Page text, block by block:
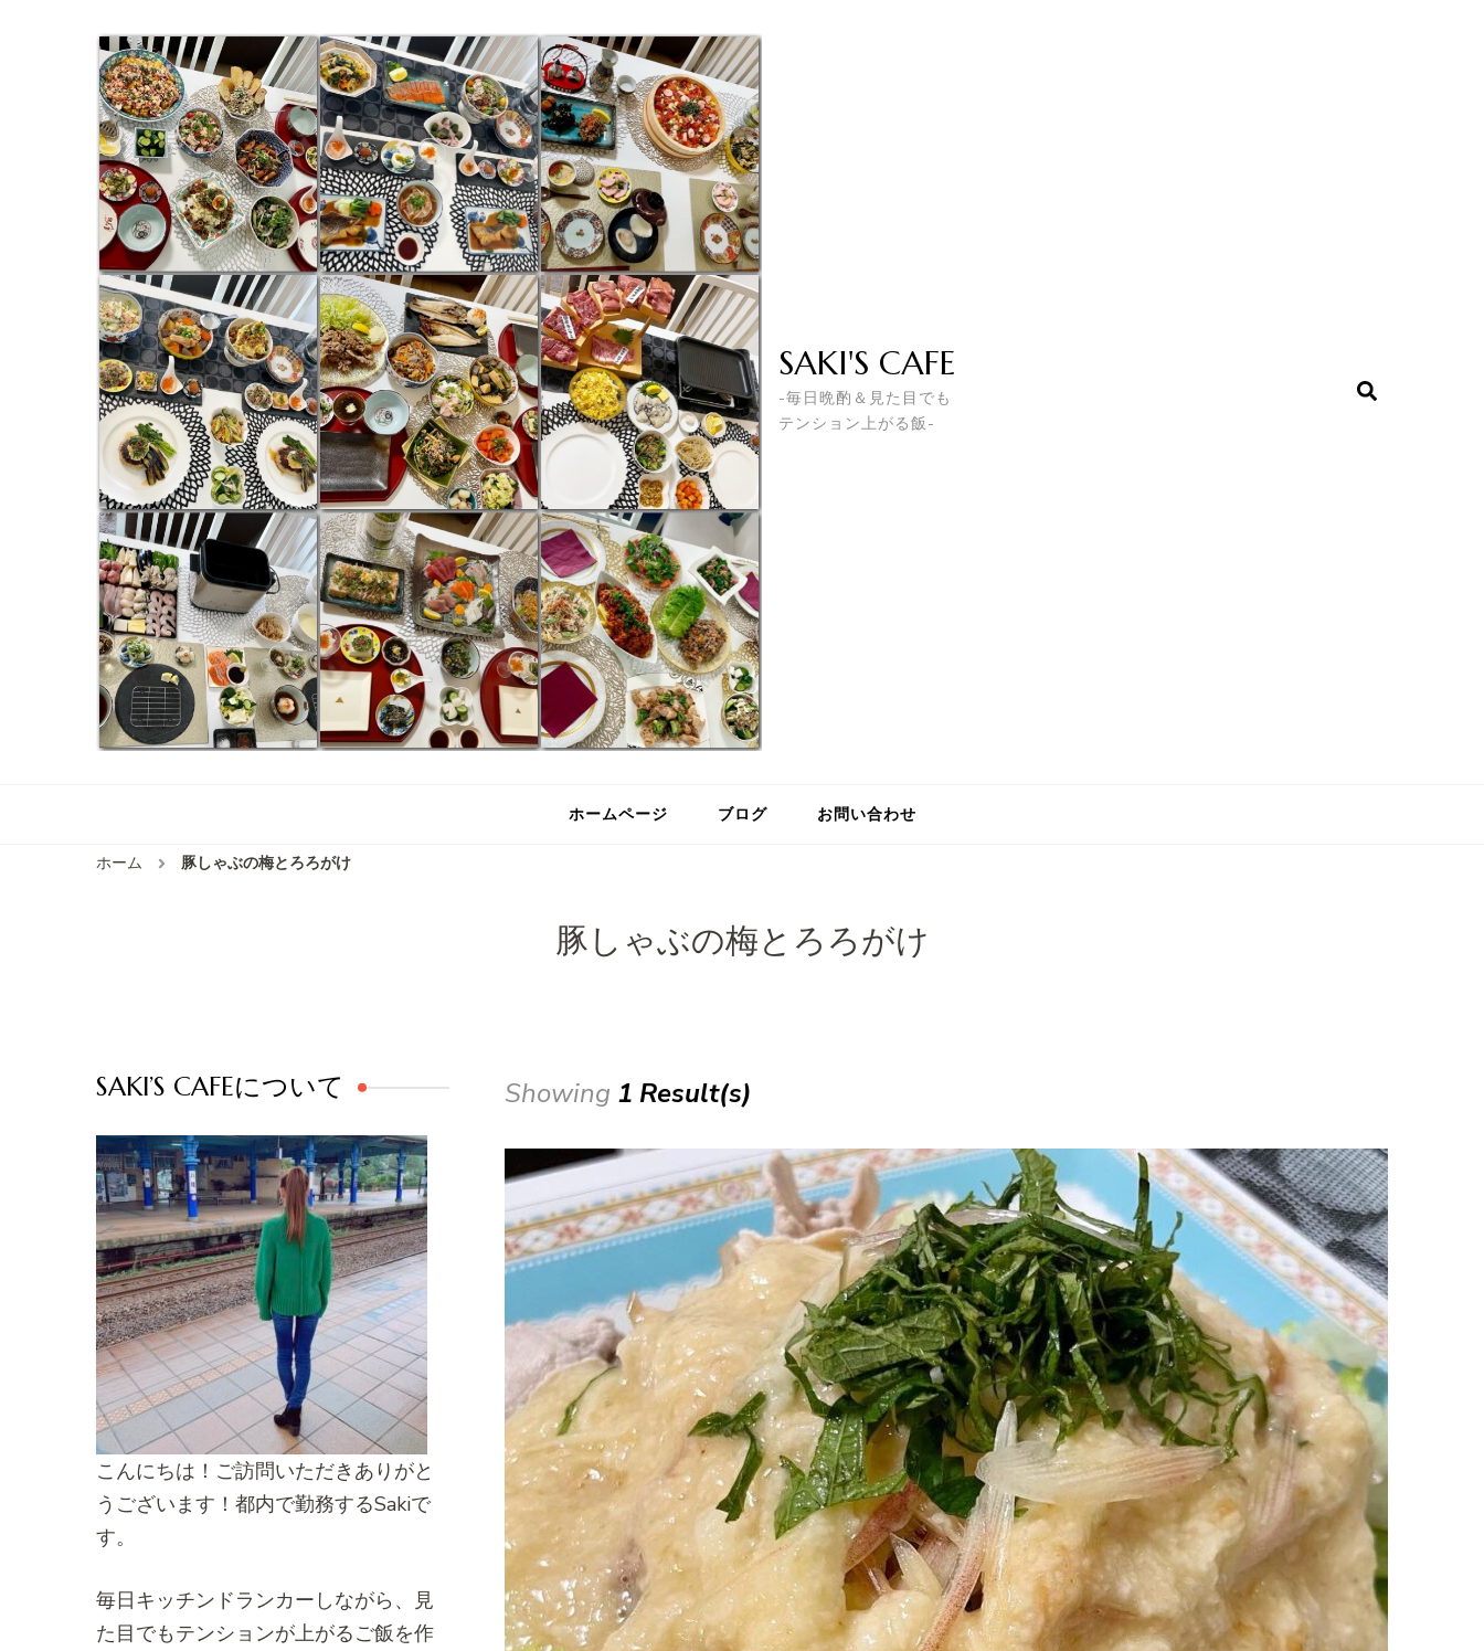
SAKI'S CAFE
-毎日晩酌＆見た目でも
テンション上がる飯-
ホームページ ブログ お問い合わせ
ホーム 豚しゃぶの梅とろろがけ
豚しゃぶの梅とろろがけ
Showing 1 Result(s)
SAKI’S CAFEについて
こんにちは！ご訪問いただきありがと
うございます！都内で勤務するSakiで
す。
毎日キッチンドランカーしながら、見
た目でもテンションが上がるご飯を作